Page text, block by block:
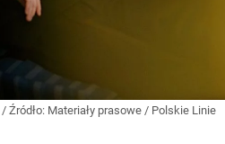
/ Źródło: Materiały prasowe / Polskie Linie